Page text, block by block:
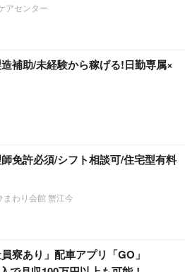
アセンター
補助/未経験から稼げる!日勤専属×
免許必須/シフト相談可/住宅型有料
わり会館 蟹江今
寮あり」配車アプリ「GO」